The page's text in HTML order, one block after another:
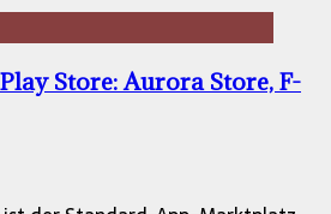
Store: Aurora Store, F-